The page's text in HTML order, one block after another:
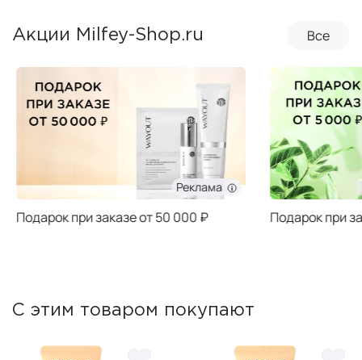
Акции Milfey-Shop.ru Все
Реклама
Подарок при заказе от 50 000 ₽ Подарок при
С этим товаром покупают